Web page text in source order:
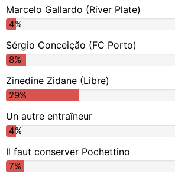
Marcelo Gallardo (River Plate)
4%
Sérgio Conceição (FC Porto)
8%
Zinedine Zidane (Libre)
29%
Un autre entraîneur
4%
Il faut conserver Pochettino
7%